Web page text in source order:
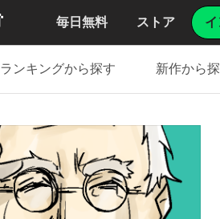
毎日無料 ストア
ランキングから探す 新作から